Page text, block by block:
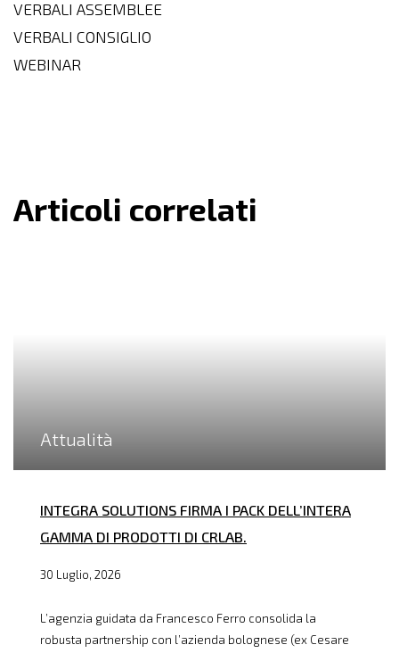
VERBALI ASSEMBLEE
VERBALI CONSIGLIO
WEBINAR
Articoli correlati
Attualità
INTEGRA SOLUTIONS FIRMA I PACK DELL’INTERA
GAMMA DI PRODOTTI DI CRLAB.
30 Luglio, 2026
L’agenzia guidata da Francesco Ferro consolida la
robusta partnership con l’azienda bolognese (ex Cesare